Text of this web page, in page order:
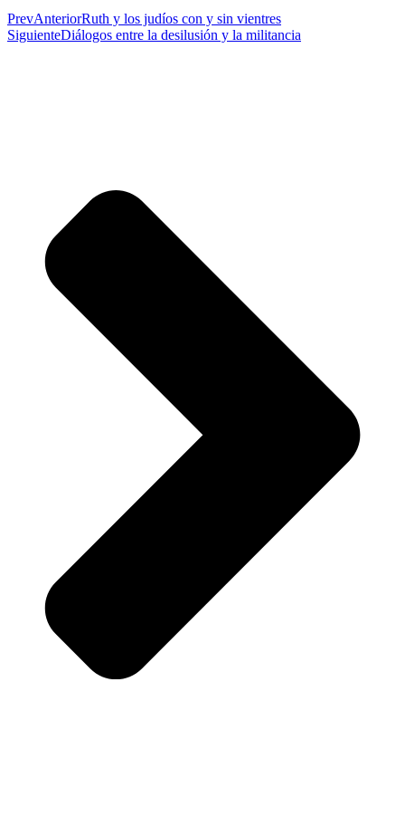
PrevAnteriorRuth y los judíos con y sin vientres
SiguienteDiálogos entre la desilusión y la militancia